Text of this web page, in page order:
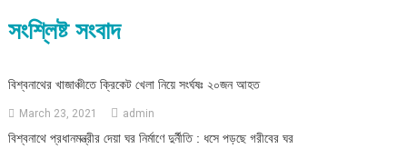
সংশ্লিষ্ট সংবাদ
বিশ্বনাথের খাজাঞ্চীতে ক্রিকেট খেলা নিয়ে সংর্ঘষঃ ২০জন আহত
March 23, 2021 admin
বিশ্বনাথে প্রধানমন্ত্রীর দেয়া ঘর নির্মাণে দুর্নীতি : ধসে পড়ছে গরীবের ঘর